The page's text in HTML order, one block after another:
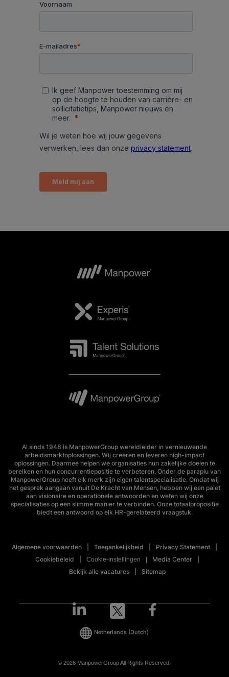
Al sinds 1948 is ManpowerGroup wereldleider in vernieuwende
arbeidsmarktoplossingen. Wij creëren en leveren high-impact
oplossingen. Daarmee helpen we organisaties hun zakelijke doelen te
bereiken en hun concurrentiepositie te verbeteren. Onder de paraplu van
ManpowerGroup heeft elk merk zijn eigen talentspecialisatie. Omdat wij
het gesprek aangaan vanuit De Kracht van Mensen, hebben wij een palet
aan visionaire en operationele antwoorden en weten wij onze
specialisaties op een slimme manier te verbinden. Onze totaalpropositie
biedt een antwoord op elk HR-gerelateerd vraagstuk.
Algemene voorwaarden Toegankelijkheid
Privacy Statement
Cookiebeleid
Cookie-instellingen
Media Center
Bekijk alle vacatures
Sitemap
© 2026 ManpowerGroup All Rights Reserved.
Netherlands (Dutch)